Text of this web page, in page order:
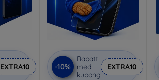
EXTRA10 -10%
Rabatt
med
kupong
EXTRA10